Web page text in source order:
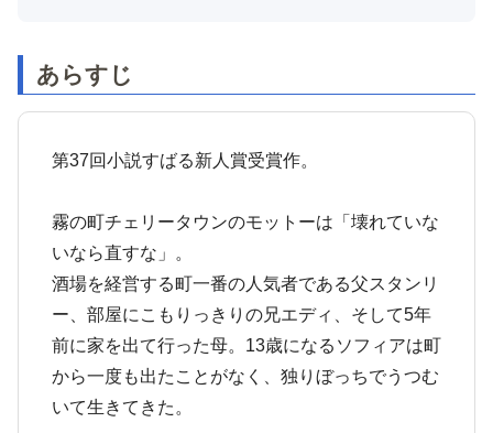
あらすじ
第37回小説すばる新人賞受賞作。
霧の町チェリータウンのモットーは「壊れていな
いなら直すな」。
酒場を経営する町一番の人気者である父スタンリ
ー、部屋にこもりっきりの兄エディ、そして5年
前に家を出て行った母。13歳になるソフィアは町
から一度も出たことがなく、独りぼっちでうつむ
いて生きてきた。